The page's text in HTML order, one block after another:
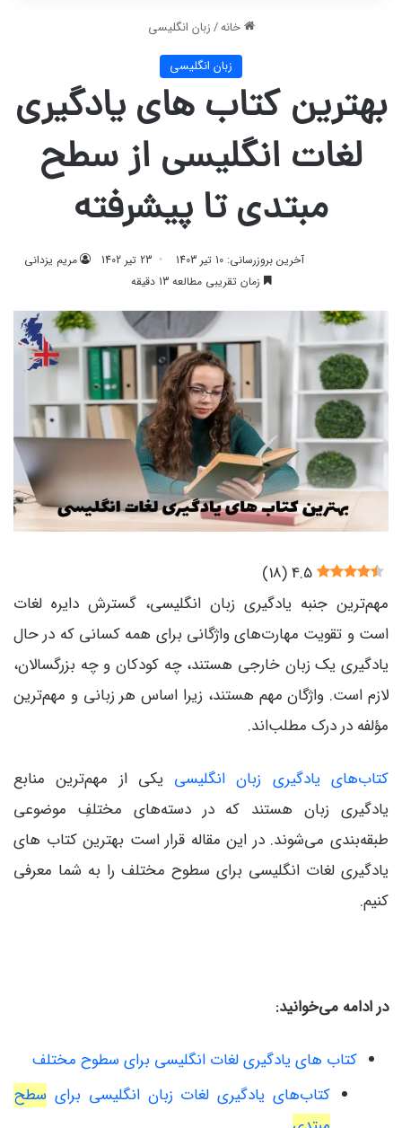
خانه/زبان انگلیسی
زبان انگلیسی
بهترین کتاب های یادگیری
لغات انگلیسی از سطح
مبتدی تا پیشرفته
مریم یزدانی 23 تیر 1402
آخرین بروزرسانی: 10 تیر 1403
زمان تقریبی مطالعه 13 دقیقه
4.5
(
18
)
مهم‌ترین جنبه یادگیری زبان انگلیسی، گسترش دایره لغات
است و تقویت مهارت‌های واژگانی برای همه کسانی که در حال
یادگیری یک زبان خارجی هستند، چه کودکان و چه بزرگسالان،
لازم است. واژگان مهم هستند، زیرا اساس هر زبانی و مهم‌ترین
مؤلفه در درک مطلب‌اند.
کتاب‌های یادگیری زبان انگلیسی یکی از مهم‌ترین منابع
یادگیری زبان هستند که در دسته‌های مختلفِ موضوعی
طبقه‌بندی می‌شوند. در این مقاله قرار است بهترین کتاب‌ های
یادگیری لغات انگلیسی برای سطوح مختلف را به شما معرفی
کنیم.
در ادامه می‌خوانید:
کتاب های یادگیری لغات انگلیسی برای سطوح مختلف
کتاب‌های یادگیری لغات زبان انگلیسی برای سطح